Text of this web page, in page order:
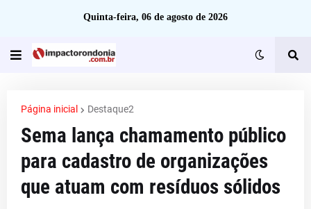
Quinta-feira, 06 de agosto de 2026
Página inicial Destaque2
Sema lança chamamento público
para cadastro de organizações
que atuam com resíduos sólidos